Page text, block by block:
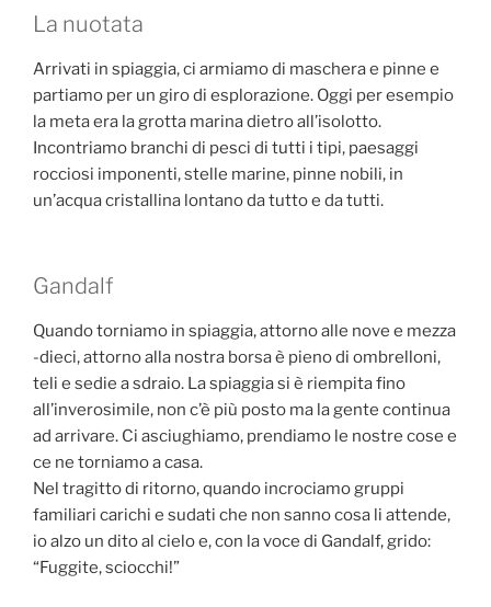
La nuotata
Arrivati in spiaggia, ci armiamo di maschera e pinne e
partiamo per un giro di esplorazione. Oggi per esempio
la meta era la grotta marina dietro all’isolotto.
Incontriamo branchi di pesci di tutti i tipi, paesaggi
rocciosi imponenti, stelle marine, pinne nobili, in
un’acqua cristallina lontano da tutto e da tutti.
Gandalf
Quando torniamo in spiaggia, attorno alle nove e mezza
-dieci, attorno alla nostra borsa è pieno di ombrelloni,
teli e sedie a sdraio. La spiaggia si è riempita fino
all’inverosimile, non c’è più posto ma la gente continua
ad arrivare. Ci asciughiamo, prendiamo le nostre cose e
ce ne torniamo a casa.
Nel tragitto di ritorno, quando incrociamo gruppi
familiari carichi e sudati che non sanno cosa li attende,
io alzo un dito al cielo e, con la voce di Gandalf, grido:
“Fuggite, sciocchi!”